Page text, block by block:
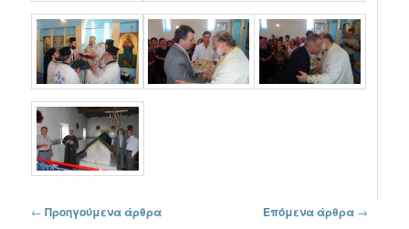
Πλοήγηση στα άρθρα
← Προηγούμενα άρθρα Επόμενα άρθρα →